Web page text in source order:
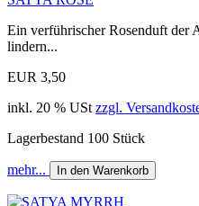
Ein verführischer Rosenduft der
lindern...
EUR 3,50
inkl. 20 % USt zzgl.
Lagerbestand 100 Stück
mehr... In den Warenkorb